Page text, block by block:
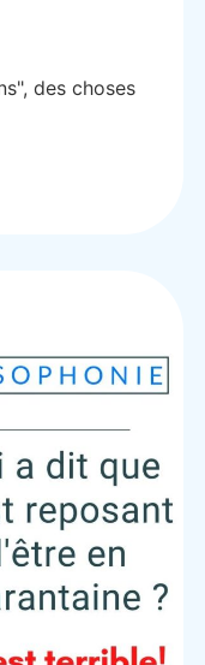
des choses